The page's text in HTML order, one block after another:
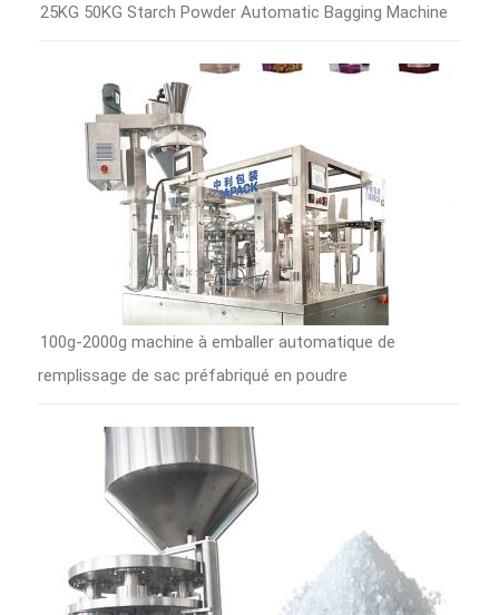
25KG 50KG Starch Powder Automatic Bagging Machine
100g-2000g machine à emballer automatique de
remplissage de sac préfabriqué en poudre